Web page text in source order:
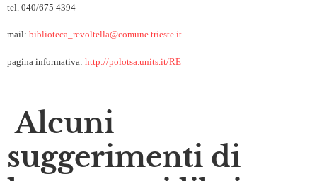
tel. 040/675 4394
mail: biblioteca_revoltella@comune.trieste.it
pagina informativa: http://polotsa.units.it/RE
Alcuni
suggerimenti di